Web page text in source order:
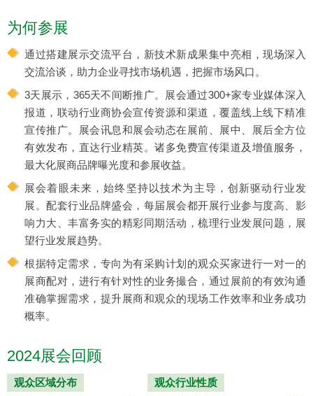
为何参展
通过搭建展示交流平台，新技术新成果集中亮相，现场深入
交流洽谈，助力企业寻找市场机遇，把握市场风口。
3天展示，365天不间断推广。展会通过300+家专业媒体深入
报道，联动行业商协会宣传资源和渠道，覆盖线上线下精准
宣传推广。展会讯息和展会动态在展前、展中、展后全方位
有效发布，直达行业精英。诸多免费宣传渠道及增值服务，
最大化展商品牌曝光度和参展收益。
展会着眼未来，始终坚持以技术为主导，创新驱动行业发
展。配套行业品牌盛会，每届展会都开展行业参与度高、影
响力大、丰富务实的精彩同期活动，梳理行业发展问题，展
望行业发展趋势。
根据特定需求，专向为有采购计划的观众买家进行一对一的
展商配对，进行有针对性的业务撮合，通过展前的有效沟通
准确掌握需求，提升展商和观众的现场工作效率和业务成功
概率。
2024展会回顾
观众区域分布
观众行业性质